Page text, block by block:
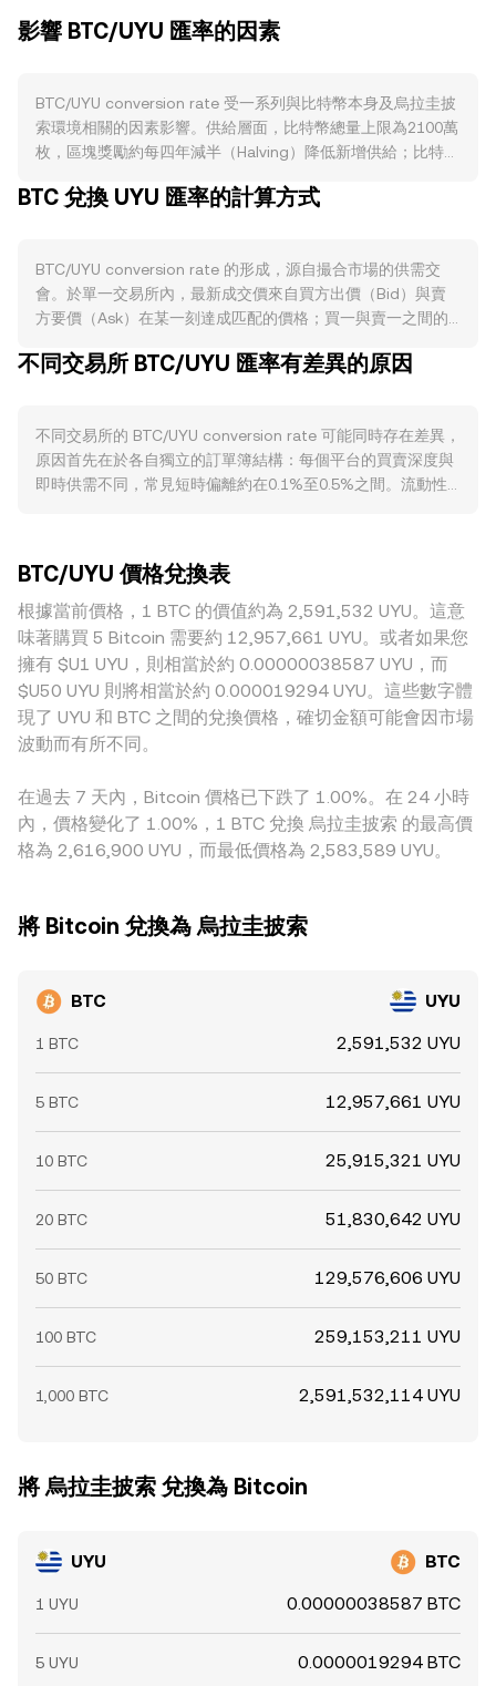
影響 BTC/UYU 匯率的因素
BTC/UYU conversion rate 受一系列與比特幣本身及烏拉圭披
索環境相關的因素影響。供給層面，比特幣總量上限為2100萬
枚，區塊獎勵約每四年減半（Halving）降低新增供給；比特幣
於挖礦發行節奏與長期持有者的流通意願。需求方面，比特幣
實際需求。宏觀面上，整體加密市場對比特幣走勢具有高度關
聯，全球風險偏好、利率走勢與美元強弱會影響資本流向；對
於 UYU 而言，烏拉圭的通膨、利率政策與本地流動性強弱亦
策事件同樣關鍵，例如針對現貨或期貨型比特幣投資產品的核
續合約資金費率正負偏離、期權到期造成的Gamma與Delta對
沖行為、以及鏈上與交易所內的大額地址（俗稱「巨鯨」）移
動資金與掛單變化，這些短期動態會在基本面之上增加波動，
BTC 兌換 UYU 匯率的計算方式
BTC/UYU conversion rate 的形成，源自撮合市場的供需交
會。於單一交易所內，最新成交價來自買方出價（Bid）與賣
方要價（Ask）在某一刻達成匹配的價格；買一與賣一之間的
（Mid-Price）。當觀察多個平台時，資料聚合商常以成交量加
影響更大。對於單筆換算來說，計算相對直觀：以 UYU 計價
時，UYU Value = BTC Amount × rate；若已知欲得到的 UYU
數量，則 BTC Amount = UYU Value / rate。雖然現貨 BTC 的
在這類池子中，價格由不變乘積模型 x × y = k 推導而來，瞬時
價格可近似為池中資產數量比 y/x，當單邊兌換放大時，池中
資產比例改變，價格便沿著曲線滑動，最終亦會透過套利與中
心化市場價格接軌，並反映到 BTC/UYU conversion rate。
不同交易所 BTC/UYU 匯率有差異的原因
不同交易所的 BTC/UYU conversion rate 可能同時存在差異，
原因首先在於各自獨立的訂單簿結構：每個平台的買賣深度與
即時供需不同，常見短時偏離約在0.1%至0.5%之間。流動性
幣出入金的便利程度、合規要求、以及當地銀行通道的暢通
度，都會影響以 UYU 計價的成交條件。許多平台實際的報價
路徑會先經由 BTC/USDT，再透過 USDT/UYU 折算，因此若
USDT 對 UYU 出現小幅升貼水，最終會傳導至 BTC/UYU 的標
示價格。套利者會在不同平台之間低買高賣以縮小價差，提供
穩定力量，但由於轉帳成本、結算時間、風險控管與法幣通道
限制，套利並不總能瞬間抹平所有差異，短期內仍可能看到多
處價格並行波動。
BTC/UYU 價格兌換表
根據當前價格，1 BTC 的價值約為 2,591,532 UYU。這意
味著購買 5 Bitcoin 需要約 12,957,661 UYU。或者如果您
擁有 $U1 UYU，則相當於約 0.00000038587 UYU，而
$U50 UYU 則將相當於約 0.000019294 UYU。這些數字體
現了 UYU 和 BTC 之間的兌換價格，確切金額可能會因市場
波動而有所不同。
在過去 7 天內，Bitcoin 價格已下跌了 1.00%。在 24 小時
內，價格變化了 1.00%，1 BTC 兌換 烏拉圭披索 的最高價
格為 2,616,900 UYU，而最低價格為 2,583,589 UYU。
將 Bitcoin 兌換為 烏拉圭披索
BTC UYU
1 BTC 2,591,532 UYU
5 BTC 12,957,661 UYU
10 BTC 25,915,321 UYU
20 BTC 51,830,642 UYU
50 BTC 129,576,606 UYU
100 BTC 259,153,211 UYU
1,000 BTC 2,591,532,114 UYU
將 烏拉圭披索 兌換為 Bitcoin
UYU BTC
1 UYU 0.00000038587 BTC
5 UYU 0.0000019294 BTC